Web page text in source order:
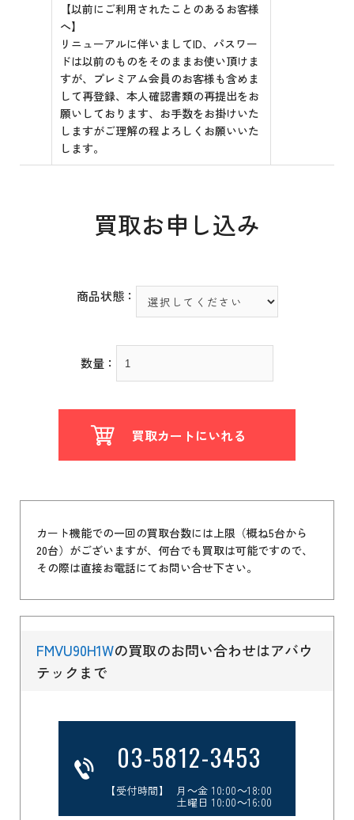
【以前にご利用されたことのあるお客様
へ】
リニューアルに伴いましてID、パスワー
ドは以前のものをそのままお使い頂けま
すが、プレミアム会員のお客様も含めま
して再登録、本人確認書類の再提出をお
願いしております、お手数をお掛けいた
しますがご理解の程よろしくお願いいた
します。
買取お申し込み
商品状態：
数量：
買取カートにいれる
カート機能での一回の買取台数には上限（概ね5台から
20台）がございますが、何台でも買取は可能ですので、
その際は直接お電話にてお問い合せ下さい。
FMVU90H1Wの買取のお問い合わせはアバウ
テックまで
03-5812-3453
【受付時間】 月～金 10:00～18:00
土曜日 10:00～16:00